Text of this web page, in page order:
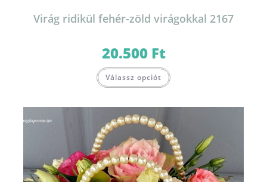
Virág ridikül fehér-zöld virágokkal 2167
20.500 Ft
Válassz opciót